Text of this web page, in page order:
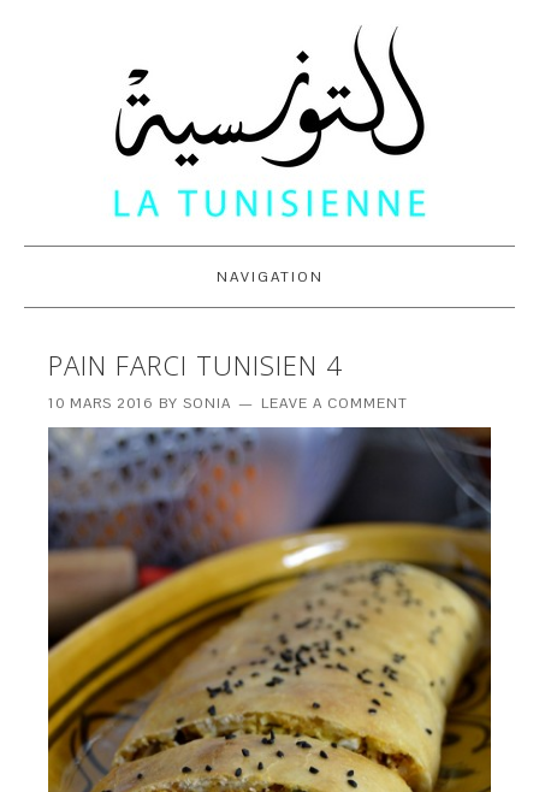
NAVIGATION
PAIN FARCI TUNISIEN 4
10 MARS 2016 BYSONIA LEAVE A COMMENT